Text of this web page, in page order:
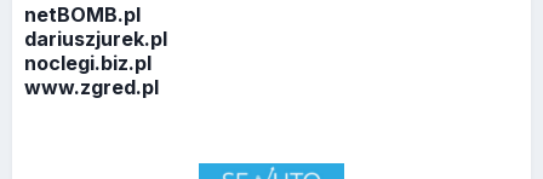
netBOMB.pl
dariuszjurek.pl
noclegi.biz.pl
www.zgred.pl